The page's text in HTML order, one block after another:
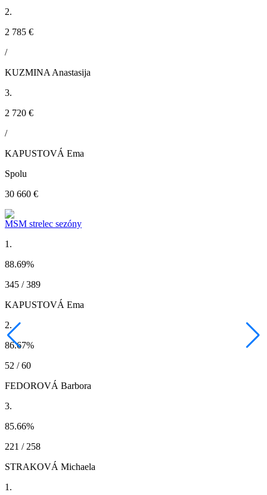
2.
2 785 €
/
KUZMINA Anastasija
3.
2 720 €
/
KAPUSTOVÁ Ema
Spolu
30 660 €
MSM strelec sezóny
1.
88.69%
345 / 389
KAPUSTOVÁ Ema
2.
86.67%
52 / 60
FEDOROVÁ Barbora
3.
85.66%
221 / 258
STRAKOVÁ Michaela
1.